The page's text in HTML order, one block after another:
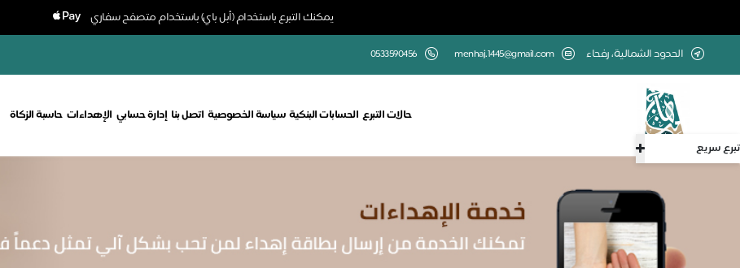
يمكنك التبرع باستخدام (أبل باي) باستخدام متصفح سفاري
تبرع سريع
الحدود الشمالية، رفحاء menhaj.1445@gmail.com
0533590456
حالات التبرع الحسابات البنكية سياسة الخصوصية اتصل بنا إدارة حسابي الإهداءات حاسبة الزكاة